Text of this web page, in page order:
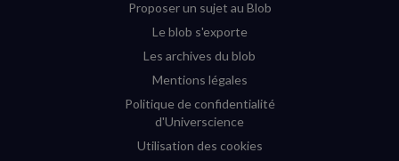
Proposer un sujet au Blob
Le blob s'exporte
Les archives du blob
Mentions légales
Politique de confidentialité
d'Universcience
Utilisation des cookies